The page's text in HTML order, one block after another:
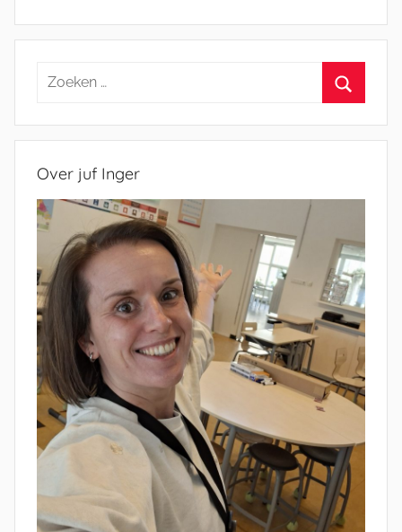
Zoeken
Over juf Inger